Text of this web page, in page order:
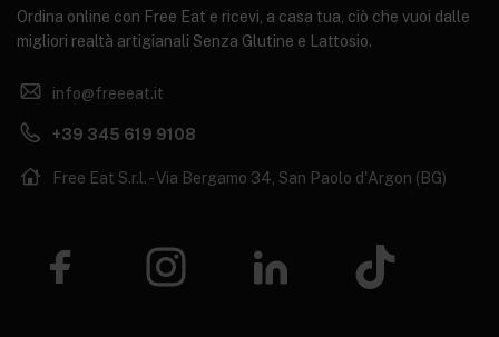
Ordina online con Free Eat e ricevi, a casa tua, ciò che vuoi dalle
migliori realtà artigianali Senza Glutine e Lattosio.
info@freeeat.it
+39 345 619 9108
Free Eat S.r.l. - Via Bergamo 34, San Paolo d'Argon (BG)